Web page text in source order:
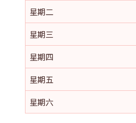
星期二
星期三
星期四
星期五
星期六